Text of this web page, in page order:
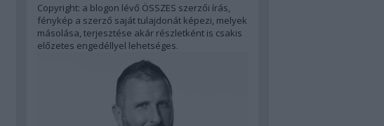
Copyright: a blogon lévő ÖSSZES szerzői írás,
fénykép a szerző saját tulajdonát képezi, melyek
másolása, terjesztése akár részletként is csakis
előzetes engedéllyel lehetséges.